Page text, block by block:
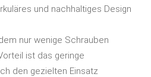
und nachhaltiges Design
nur wenige Schrauben
ist das geringe
den gezielten Einsatz